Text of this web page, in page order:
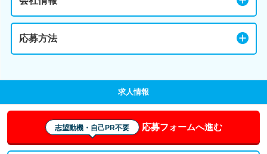
応募方法
求人情報
志望動機・自己PR不要 応募フォームへ進む